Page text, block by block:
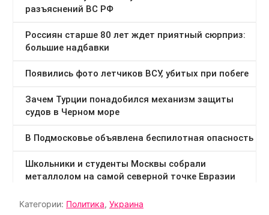
Категории: Политика, Украина